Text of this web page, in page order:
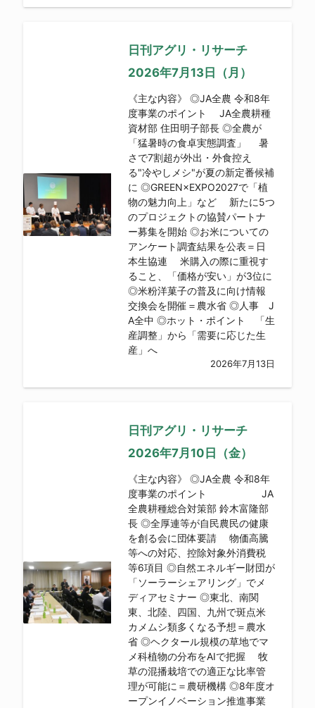
日刊アグリ・リサーチ
2026年7月13日（月）
《主な内容》 ◎JA全農 令和8年
度事業のポイント JA全農耕種
資材部 住田明子部長 ◎全農が
「猛暑時の食卓実態調査」 暑
さで7割超が外出・外食控え
る"冷やしメシ"が夏の新定番候補
に ◎GREEN×EXPO2027で「植
物の魅力向上」など 新たに5つ
のプロジェクトの協賛パートナ
ー募集を開始 ◎お米についての
アンケート調査結果を公表＝日
本生協連 米購入の際に重視す
ること、「価格が安い」が3位に
◎米粉洋菓子の普及に向け情報
交換会を開催＝農水省 ◎人事 J
A全中 ◎ホット・ポイント 「生
産調整」から「需要に応じた生
産」へ
2026年7月13日
日刊アグリ・リサーチ
2026年7月10日（金）
《主な内容》 ◎JA全農 令和8年
度事業のポイント JA
全農耕種総合対策部 鈴木富隆部
長 ◎全厚連等が自民農民の健康
を創る会に団体要請 物価高騰
等への対応、控除対象外消費税
等6項目 ◎自然エネルギー財団が
「ソーラーシェアリング」でメ
ディアセミナー ◎東北、南関
東、北陸、四国、九州で斑点米
カメムシ類多くなる予想＝農水
省 ◎ヘクタール規模の草地でマ
メ科植物の分布をAIで把握 牧
草の混播栽培での適正な比率管
理が可能に＝農研機構 ◎8年度オ
ープンイノベーション推進事業